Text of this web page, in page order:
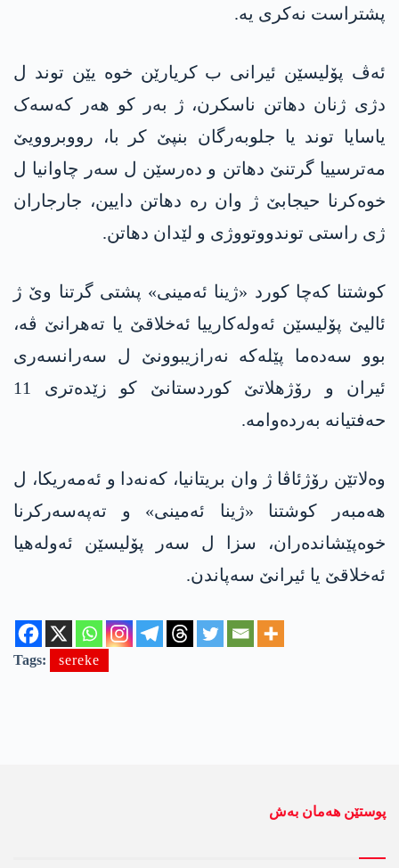
پشتراست نەکری یە.
ئەڤ پۆلیسێن ئیرانی ب کریارێن خوە یێن توند ل
دژی ژنان دهاتن ناسکرن، ژ بەر کو هەر کەسەک
یاسایا توند یا جلوبەرگان بنپێ كر با، رووبروویێ
مەترسییا گرتنێ دهاتن و دەرسێن ل سەر چاوانیا ل
خوەکرنا حیجابێ ژ وان رە دهاتن دایین، جارجاران
ژی راستی توندووتووژی و لێدان دهاتن.
کوشتنا کەچا کورد «ژینا ئەمینی» پشتی گرتنا وێ ژ
ئالیێ پۆلیسێن ئەولەکارییا ئه‌خلاقێ یا تەهرانێ ڤە،
بوو سەدەما پێلەکە نەرازیبوونێ ل سەرانسەری
ئیران و رۆژهلاتێ کوردستانێ کو زێدەتری 11
حەفتیانە بەردەوامە.
وەلاتێن رۆژئاڤا ژ وان بریتانیا، كه‌نه‌دا و ئه‌مەریکا، ل
هەمبەر کوشتنا «ژینا ئەمینی» و تەپەسەرکرنا
خوەپێشاندەران، سزا ل سەر پۆلیسێن ئەولەهیا
ئەخلاقێ یا ئیرانێ سەپاندن.
Tags: sereke
پوستێن ھەمان بەش